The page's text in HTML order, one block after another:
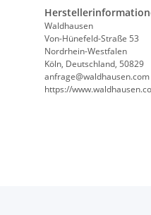
Waldhausen
Von-Hünefeld-Straße 53
Nordrhein-Westfalen
Köln, Deutschland, 50829
anfrage@waldhausen.com
https://